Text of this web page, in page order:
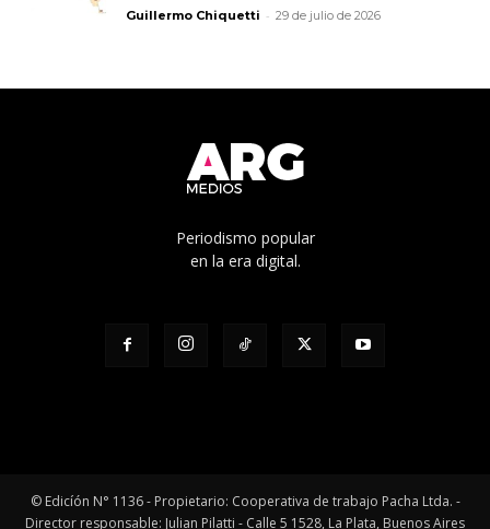
Guillermo Chiquetti - 29 de julio de 2026
Periodismo popular
en la era digital.
© Edicíón N° 1136 - Propietario: Cooperativa de trabajo Pacha Ltda. -
Director responsable: Julian Pilatti - Calle 5 1528, La Plata, Buenos Aires